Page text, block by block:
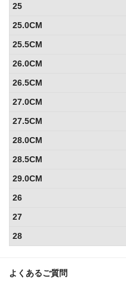
よくあるご質問
25
25.0CM
25.5CM
26.0CM
26.5CM
27.0CM
27.5CM
28.0CM
28.5CM
29.0CM
26
27
28